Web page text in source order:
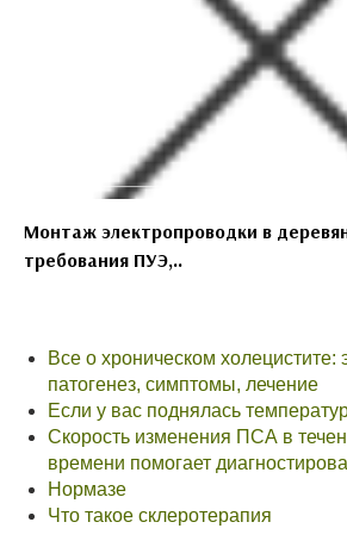
Монтаж электропроводки в
требования ПУЭ,..
Все о хроническом холецистите:
патогенез, симптомы, лечение
Если у вас поднялась
Скорость изменения ПСА в
времени помогает
Нормазе
Что такое склеротерапия